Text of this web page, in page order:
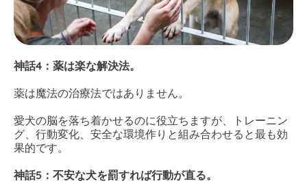
神話4：薬は楽な解決法。
薬は魔法の治療法ではありません。
愛犬の脳を落ち着かせるのに役立ちますが、トレーニン
グ、行動変化、安全な環境作りと組み合わせると最も効
果的です。
神話5：不安な犬を罰すれば行動が直る。